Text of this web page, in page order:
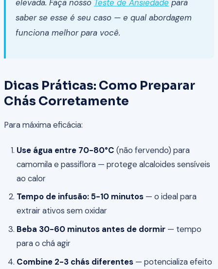
elevada. Faça nosso Teste de Ansiedade para
saber se esse é seu caso — e qual abordagem
funciona melhor para você.
Dicas Práticas: Como Preparar
Chás Corretamente
Para máxima eficácia:
Use água entre 70-80°C (não fervendo) para
camomila e passiflora — protege alcaloides sensíveis
ao calor
Tempo de infusão: 5-10 minutos— o ideal para
extrair ativos sem oxidar
Beba 30-60 minutos antes de dormir— tempo
para o chá agir
Combine 2-3 chás diferentes— potencializa efeito